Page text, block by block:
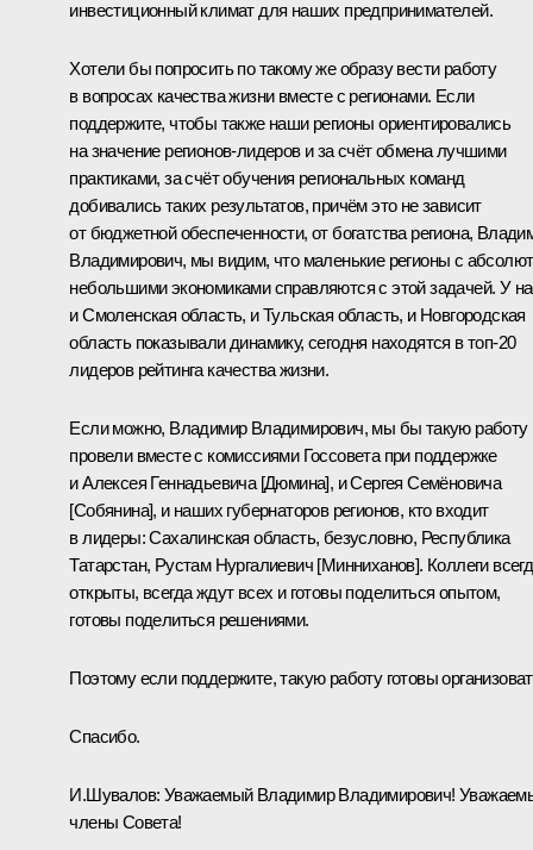
инвестиционный климат для наших предпринимателей.
Хотели бы попросить по такому же образу вести работу
в вопросах качества жизни вместе с регионами. Если
поддержите, чтобы также наши регионы ориентировались
на значение регионов-лидеров и за счёт обмена лучшими
практиками, за счёт обучения региональных команд
добивались таких результатов, причём это не зависит
от бюджетной обеспеченности, от богатства региона,
Владимирович, мы видим, что маленькие регионы с
небольшими экономиками справляются с этой задачей. У
и Смоленская область, и Тульская область, и Новгородская
область показывали динамику, сегодня находятся в топ-20
лидеров рейтинга качества жизни.
Если можно, Владимир Владимирович, мы бы такую работу
провели вместе с комиссиями Госсовета при поддержке
и Алексея Геннадьевича [Дюмина], и Сергея Семёновича
[Собянина], и наших губернаторов регионов, кто входит
в лидеры: Сахалинская область, безусловно, Республика
Татарстан, Рустам Нургалиевич [Минниханов]. Коллеги
открыты, всегда ждут всех и готовы поделиться опытом,
готовы поделиться решениями.
Поэтому если поддержите, такую работу готовы
Спасибо.
И.Шувалов: Уважаемый Владимир Владимирович!
члены Совета!